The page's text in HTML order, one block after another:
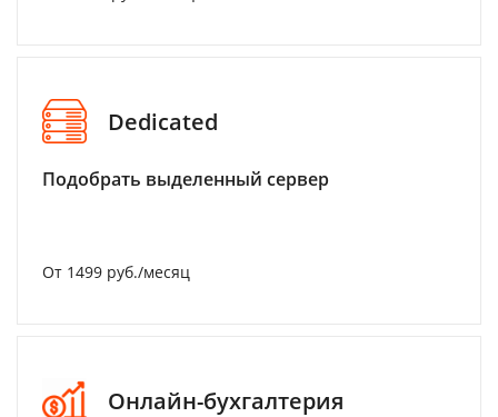
Dedicated
Подобрать выделенный сервер
От 1499 руб./месяц
Онлайн-бухгалтерия